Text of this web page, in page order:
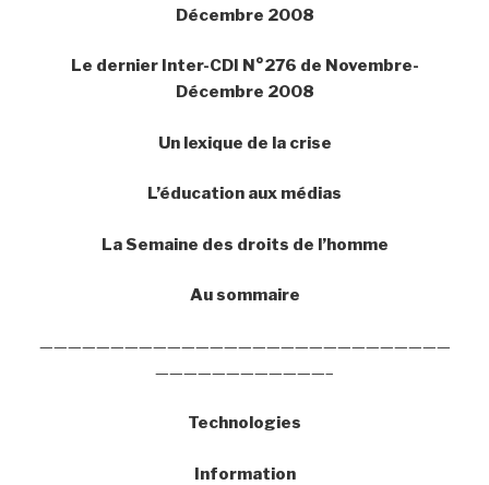
Décembre 2008
Le dernier Inter-CDI N°276 de Novembre-
Décembre 2008
Un lexique de la crise
L’éducation aux médias
La Semaine des droits de l’homme
Au sommaire
—————————————————————————————
————————————–
Technologies
Information